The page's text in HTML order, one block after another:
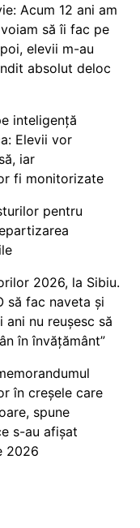
Acum 12 ani am
să îi fac pe
elevii m-au
absolut deloc
inteligență
Elevii vor
iar
fi monitorizate
pentru
2026, la Sibiu.
să fac naveta și
nu reușesc să
în învățământ”
în creșele care
spune
s-au afișat
2026